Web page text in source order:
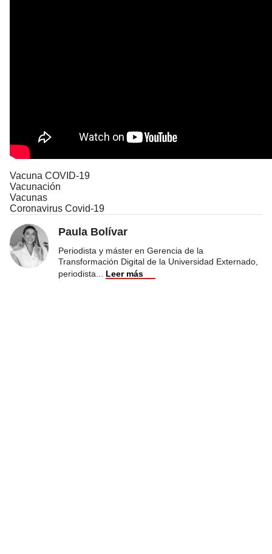
Vacuna COVID-19
Vacunación
Vacunas
Coronavirus Covid-19
Paula Bolívar
Periodista y máster en Gerencia de la
Transformación Digital de la Universidad Externado,
periodista
Leer más